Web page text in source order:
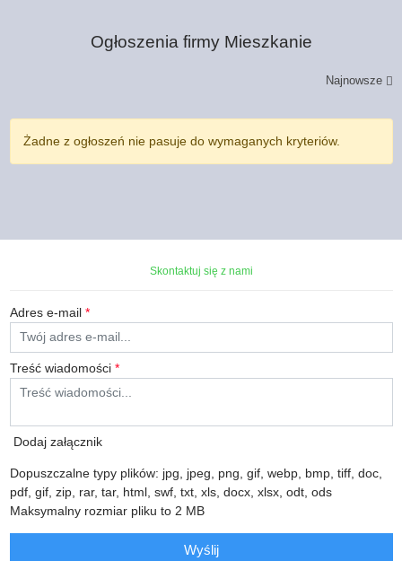
Ogłoszenia firmy Mieszkanie
Najnowsze
Żadne z ogłoszeń nie pasuje do wymaganych kryteriów.
Skontaktuj się z nami
Adres e-mail *
Treść wiadomości *
Dodaj załącznik
Dopuszczalne typy plików: jpg, jpeg, png, gif, webp, bmp, tiff, doc,
pdf, gif, zip, rar, tar, html, swf, txt, xls, docx, xlsx, odt, ods
Maksymalny rozmiar pliku to 2 MB
Wyślij